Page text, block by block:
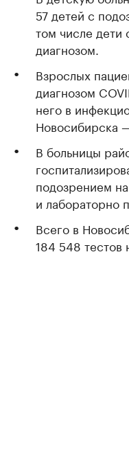
57 детей с
том числе
диагнозом.
Взрослых
диагнозом
него в
Новосибирска
В больницы
подозрением
и лабораторно
Всего в
184 548 тестов